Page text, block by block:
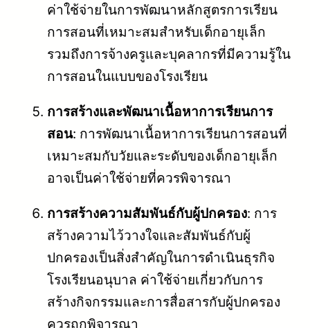
ค่าใช้จ่ายในการพัฒนาหลักสูตรการเรียน
การสอนที่เหมาะสมสำหรับเด็กอายุเล็ก
รวมถึงการจ้างครูและบุคลากรที่มีความรู้ใน
การสอนในแบบของโรงเรียน
การสร้างและพัฒนาเนื้อหาการเรียนการ
สอน: การพัฒนาเนื้อหาการเรียนการสอนที่
เหมาะสมกับวัยและระดับของเด็กอายุเล็ก
อาจเป็นค่าใช้จ่ายที่ควรพิจารณา
การสร้างความสัมพันธ์กับผู้ปกครอง: การ
สร้างความไว้วางใจและสัมพันธ์กับผู้
ปกครองเป็นสิ่งสำคัญในการดำเนินธุรกิจ
โรงเรียนอนุบาล ค่าใช้จ่ายเกี่ยวกับการ
สร้างกิจกรรมและการสื่อสารกับผู้ปกครอง
ควรถูกพิจารณา